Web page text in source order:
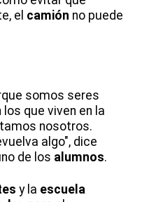
el camión no puede
somos seres
que viven en la
nosotros.
algo", dice
de los alumnos.
y la escuela